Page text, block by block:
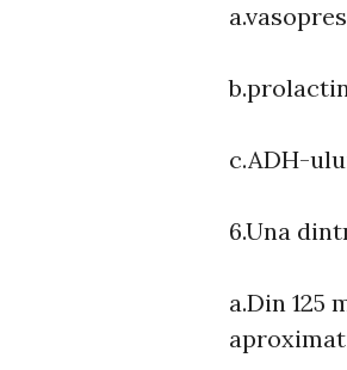
c.ADH-
6.Una
a.Din 125